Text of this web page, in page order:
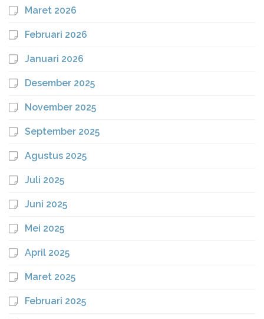
Maret 2026
Februari 2026
Januari 2026
Desember 2025
November 2025
September 2025
Agustus 2025
Juli 2025
Juni 2025
Mei 2025
April 2025
Maret 2025
Februari 2025